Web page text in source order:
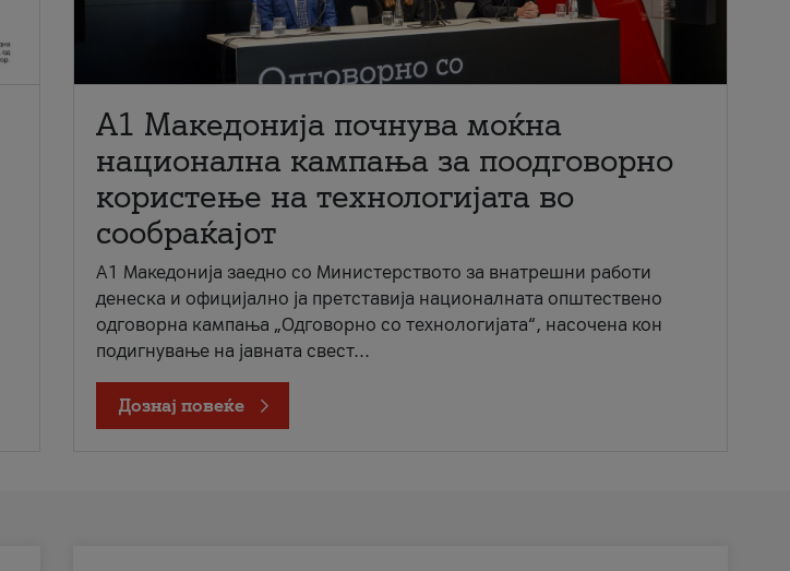
A1 Македонија почнува моќна
национална кампања за поодговорно
користење на технологијата во
сообраќајот
A1 Македонија заедно со Министерството за внатрешни работи
денеска и официјално ја претставија националната општествено
одговорна кампања „Одговорно со технологијата“, насочена кон
подигнување на јавната свест...
Дознај повеќе